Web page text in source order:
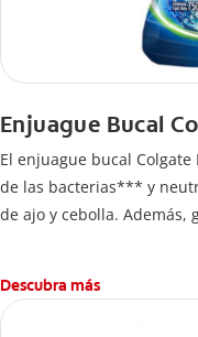
Enjuague Bucal
El enjuague bucal
de las bacterias*** y
de ajo y cebolla. Además,
Descubra más